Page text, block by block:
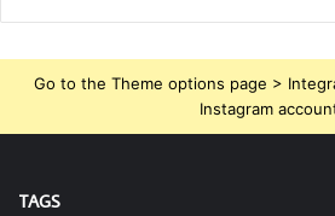
Go to the Theme options page >
Instagram
TAGS